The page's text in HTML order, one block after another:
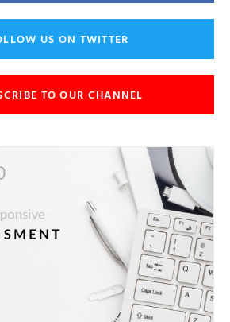
US ON TWITTER
TO OUR CHANNEL